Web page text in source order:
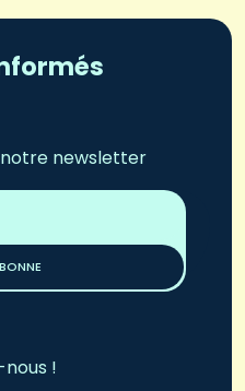
newsletter
nous !